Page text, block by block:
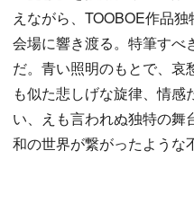
えながら、TOOBOE作品
会場に響き渡る。特筆すべ
だ。青い照明のもとで、哀
も似た悲しげな旋律、情
い、えも言われぬ独特の舞
和の世界が繋がったような